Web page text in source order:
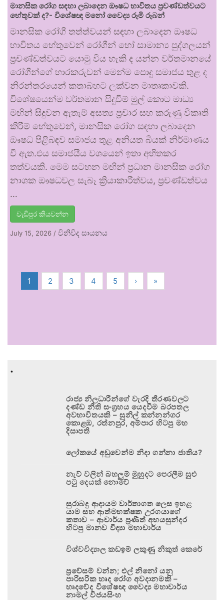
මානසික රෝග සඳහා ලබාදෙන ඖෂධ භාවිතය ප්‍රචණ්ඩත්වයට
හේතුවක් ද?- විශේෂඥ මනෝ වෛද්‍ය රූමි රූබන්
මානසික රෝගී තත්ත්වයන් සඳහා ලබාදෙන ඖෂධ
භාවිතය හේතුවෙන් රෝගීන් හෝ සාමාන්‍ය පුද්ගලයන්
ප්‍රචණ්ඩත්වයට යොමු විය හැකි ද යන්න වර්තමානයේ
රෝගීන්ගේ භාරකරුවන් මෙන්ම පොදු සමාජය තුළ ද
නිරන්තරයෙන් කතාබහට ලක්වන මාතෘකාවකි.
විශේෂයෙන්ම වර්තමාන සිදුවීම් මුල් කොට මාධ්‍ය
මඟින් සිදුවන ඇතැම් අසත්‍ය ප්‍රචාර සහ කරුණු විකෘති
කිරීම් හේතුවෙන්, මානසික රෝග සඳහා ලබාදෙන
ඖෂධ පිළිබඳව සමාජය තුළ අනියත බියක් නිර්මාණය
වී ඇත.එය සමාජයීය වශයෙන් ඉතා අහිතකර
තත්වයකි. මෙම සටහන මඟින් ප්‍රධාන මානසික රෝග
නාශක ඖෂධවල සැබෑ ක්‍රියාකාරීත්වය, ප්‍රචණ්ඩත්වය
…
වැඩිපුර කියවන්න
July 15, 2026 / විනිවිද සායනය
1 2 3 4 5 › »
.
රාජ්‍ය නිලධාරීන්ගේ වැරදි තීරණවලට
දණ්ඩ නීති සංග්‍රහය යෙදවීම බරපතල
අවභාවිතයකි – සුනිල් කන්නන්ගර
කොළඹ, රත්නපුර, අම්පාර හිටපු මහ
දිසාපති
ලෝකයේ අඩුවෙන්ම නිදා ගන්නා ජාතිය?
නැව් වලින් බහලුම් මුහුදට පෙරලීම සුළු
පටු දෙයක් නොවේ
සුරාබදු ආදායම වාර්තාගත ලෙස ඉහළ
යාම සහ ආත්මභක්ෂක උරගයාගේ
කතාව – ආචාර්ය ප්‍රණීත් අභයසුන්දර
හිටපු මානව විද්‍යා මහාචාර්ය
විශ්වවිද්‍යාල කඩඉම් ලකුණු නිකුත් කෙරේ
ප්‍රවේසම් වන්න; එල් නිනෝ යනු
පාරිසරික හෘද රෝග අවදානමකි –
හෘදවේද විශේෂඥ වෛද්‍ය මහාචාර්ය
නාමල් විජයසිංහ